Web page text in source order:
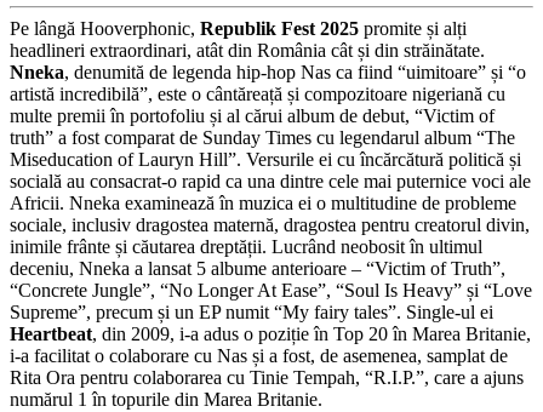
Pe lângă Hooverphonic, Republik Fest 2025 promite și alți
headlineri extraordinari, atât din România cât și din străinătate.
Nneka, denumită de legenda hip-hop Nas ca fiind “uimitoare” și “o
artistă incredibilă”, este o cântăreață și compozitoare nigeriană cu
multe premii în portofoliu și al cărui album de debut, “Victim of
truth” a fost comparat de Sunday Times cu legendarul album “The
Miseducation of Lauryn Hill”. Versurile ei cu încărcătură politică și
socială au consacrat-o rapid ca una dintre cele mai puternice voci ale
Africii. Nneka examinează în muzica ei o multitudine de probleme
sociale, inclusiv dragostea maternă, dragostea pentru creatorul divin,
inimile frânte și căutarea dreptății. Lucrând neobosit în ultimul
deceniu, Nneka a lansat 5 albume anterioare – “Victim of Truth”,
“Concrete Jungle”, “No Longer At Ease”, “Soul Is Heavy” și “Love
Supreme”, precum și un EP numit “My fairy tales”. Single-ul ei
Heartbeat, din 2009, i-a adus o poziție în Top 20 în Marea Britanie,
i-a facilitat o colaborare cu Nas și a fost, de asemenea, samplat de
Rita Ora pentru colaborarea cu Tinie Tempah, “R.I.P.”, care a ajuns
numărul 1 în topurile din Marea Britanie.